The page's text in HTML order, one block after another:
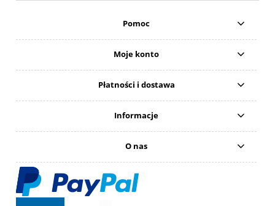
Pomoc
Moje konto
Płatności i dostawa
Informacje
O nas